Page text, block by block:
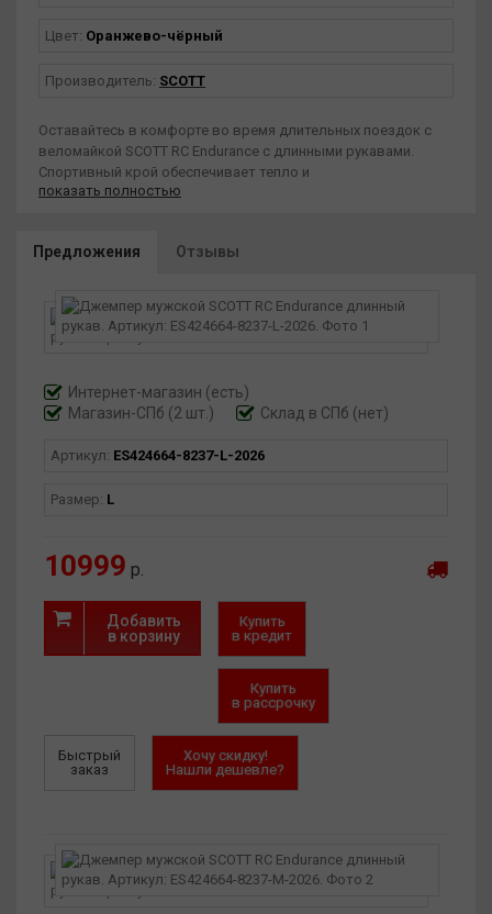
Цвет: Оранжево-чёрный
Производитель: SCOTT
Оставайтесь в комфорте во время длительных поездок с
веломайкой SCOTT RC Endurance с длинными рукавами.
Спортивный крой обеспечивает тепло и
воздухопроницаемость, что делает ее идеальной для
спортивный крой, полноразмерная полуавтоматическая
нижнему краю, 3 задних кармана, сезонный дизайн RC.
показать полностью
Предложения Отзывы
Интернет-магазин (есть)
Магазин-СПб (2 шт.)
Склад в СПб (нет)
Артикул: ES424664-8237-L-2026
Размер: L
10999 р.
Добавить
в корзину
Купить
в кредит
Купить
в рассрочку
Быстрый
заказ
Хочу скидку!
Нашли дешевле?